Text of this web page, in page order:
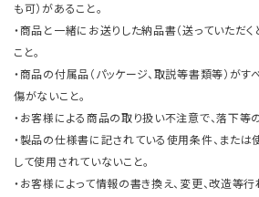
も可）があること。
・商品と一緒にお送りした納品書（送っていただ
こと。
・商品の付属品（パッケージ、取説等書類等）がす
傷がないこと。
・お客様による商品の取り扱い不注意で、落下等
・製品の仕様書に記されている使用条件、また
して使用されていないこと。
・お客様によって情報の書き換え、変更、改造等行